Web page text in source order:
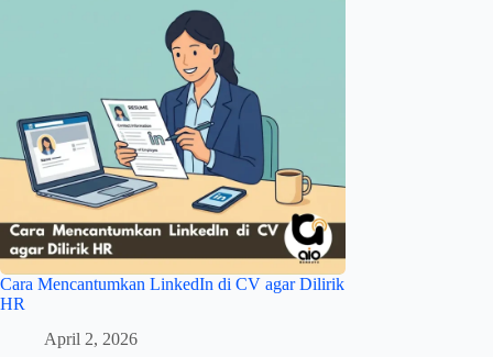
Cara Mencantumkan LinkedIn di CV agar Dilirik
HR
April 2, 2026